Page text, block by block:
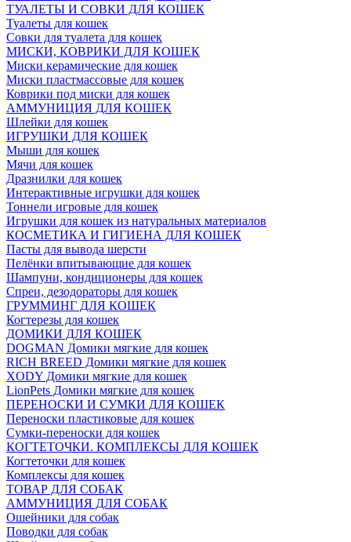
ТУАЛЕТЫ И СОВКИ ДЛЯ КОШЕК
Туалеты для кошек
Совки для туалета для кошек
МИСКИ, КОВРИКИ ДЛЯ КОШЕК
Миски керамические для кошек
Миски пластмассовые для кошек
Коврики под миски для кошек
АММУНИЦИЯ ДЛЯ КОШЕК
Шлейки для кошек
ИГРУШКИ ДЛЯ КОШЕК
Мыши для кошек
Мячи для кошек
Дразнилки для кошек
Интерактивные игрушки для кошек
Тоннели игровые для кошек
Игрушки для кошек из натуральных материалов
КОСМЕТИКА И ГИГИЕНА ДЛЯ КОШЕК
Пасты для вывода шерсти
Пелёнки впитывающие для кошек
Шампуни, кондиционеры для кошек
Спреи, дезодораторы для кошек
ГРУММИНГ ДЛЯ КОШЕК
Когтерезы для кошек
ДОМИКИ ДЛЯ КОШЕК
DOGMAN Домики мягкие для кошек
RICH BREED Домики мягкие для кошек
XODY Домики мягкие для кошек
LionPets Домики мягкие для кошек
ПЕРЕНОСКИ И СУМКИ ДЛЯ КОШЕК
Переноски пластиковые для кошек
Сумки-переноски для кошек
КОГТЕТОЧКИ. КОМПЛЕКСЫ ДЛЯ КОШЕК
Когтеточки для кошек
Комплексы для кошек
ТОВАР ДЛЯ СОБАК
АММУНИЦИЯ ДЛЯ СОБАК
Ошейники для собак
Поводки для собак